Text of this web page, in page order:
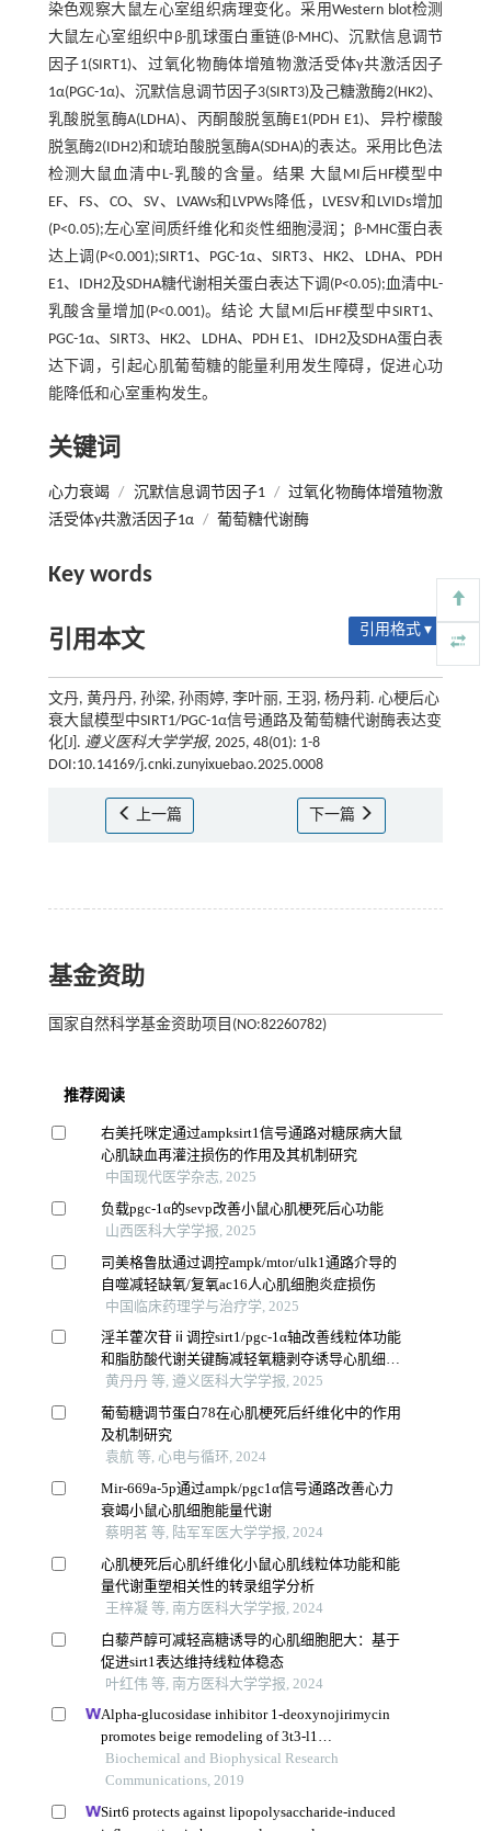
染色观察大鼠左心室组织病理变化。采用Western blot检测
大鼠左心室组织中β-肌球蛋白重链(β-MHC)、沉默信息调节
因子1(SIRT1)、过氧化物酶体增殖物激活受体γ共激活因子
1α(PGC-1α)、沉默信息调节因子3(SIRT3)及己糖激酶2(HK2)、
乳酸脱氢酶A(LDHA)、丙酮酸脱氢酶E1(PDH E1)、异柠檬酸
脱氢酶2(IDH2)和琥珀酸脱氢酶A(SDHA)的表达。采用比色法
检测大鼠血清中L-乳酸的含量。结果 大鼠MI后HF模型中
EF、FS、CO、SV、LVAWs和LVPWs降低，LVESV和LVIDs增加
(P<0.05);左心室间质纤维化和炎性细胞浸润；β-MHC蛋白表
达上调(P<0.001);SIRT1、PGC-1α、SIRT3、HK2、LDHA、PDH
E1、IDH2及SDHA糖代谢相关蛋白表达下调(P<0.05);血清中L-
乳酸含量增加(P<0.001)。结论 大鼠MI后HF模型中SIRT1、
PGC-1α、SIRT3、HK2、LDHA、PDH E1、IDH2及SDHA蛋白表
达下调，引起心肌葡萄糖的能量利用发生障碍，促进心功
能降低和心室重构发生。
关键词
心力衰竭 / 沉默信息调节因子1 / 过氧化物酶体增殖物激
活受体γ共激活因子1α / 葡萄糖代谢酶
Key words
引用本文 引用格式 ▾
文丹, 黄丹丹, 孙梁, 孙雨婷, 李叶丽, 王羽, 杨丹莉. 心梗后心
衰大鼠模型中SIRT1/PGC-1α信号通路及葡萄糖代谢酶表达变
化[J]. 遵义医科大学学报, 2025, 48(01): 1-8
DOI:10.14169/j.cnki.zunyixuebao.2025.0008
上一篇 下一篇
基金资助
国家自然科学基金资助项目(NO:82260782)